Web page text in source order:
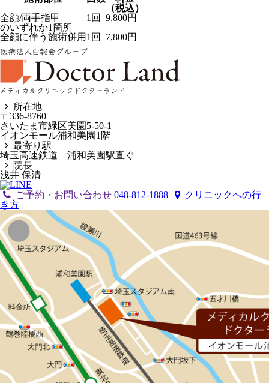
（税込）
全顔/両手指甲
のいずれか1箇所
1回
9,800円
全顔に伴う施術併用 1回 7,800円
所在地
〒336-8760
さいたま市緑区美園5-50-1
イオンモール浦和美園1階
最寄り駅
埼玉高速鉄道 浦和美園駅直ぐ
院長
浅井 保清
ご予約・お問い合わせ 048-812-1888
クリニックへの行
き方